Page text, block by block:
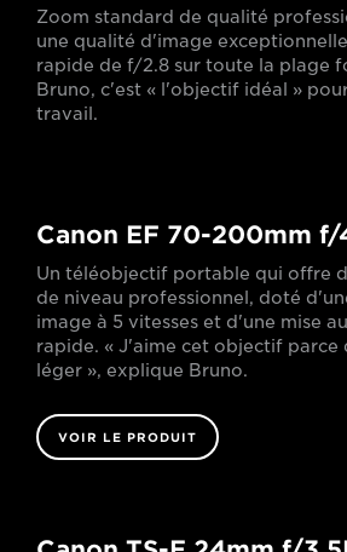
Zoom standard de qualité
une qualité d'image
rapide de f/2.8 sur toute la plage
Bruno, c'est « l'objectif idéal »
travail.
Canon EF 70-200mm f/
Un téléobjectif portable qui offre
de niveau professionnel, doté
image à 5 vitesses et d'une mise
rapide. « J'aime cet objectif
léger », explique Bruno.
VOIR LE PRODUIT